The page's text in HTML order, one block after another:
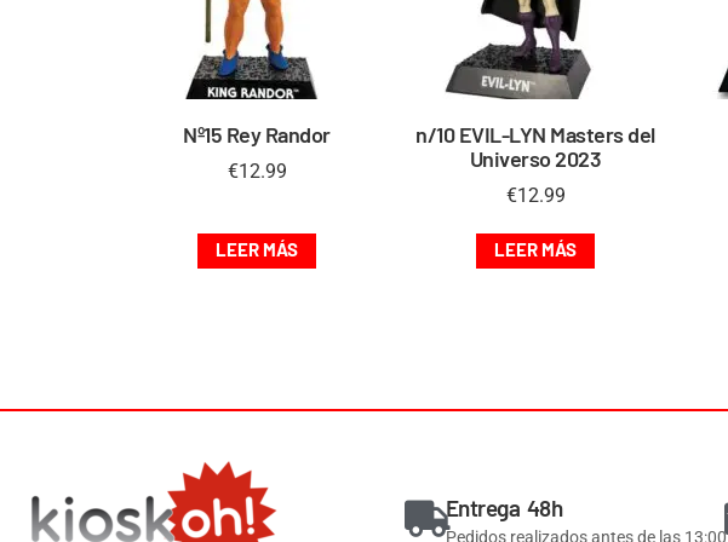
Nº15 Rey Randor
€12.99
LEER MÁS
n/10 EVIL-LYN Masters del
Universo 2023
€12.99
LEER MÁS
Entrega 48h
Pedidos realizados antes de las 13:00